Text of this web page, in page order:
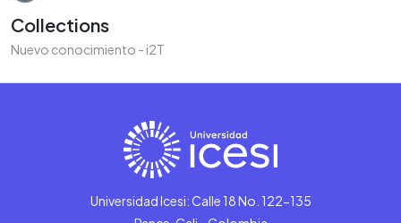
Collections
Nuevo conocimiento - i2T
Universidad Icesi: Calle 18 No. 122-135